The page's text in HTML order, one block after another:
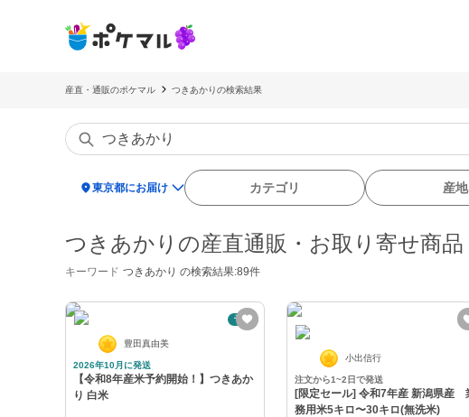
産直・通販のポケマル つきあかりの検索結果
location_on東京都にお届け カテゴリ 産地
つきあかりの産直通販・お取り寄せ商品
キーワード つきあかり の検索結果:89件
予約
豊田真由美
2026年10月に発送
【令和8年産米予約開始！】つきあか
り 白米
小出信行
注文から1~2日で発送
[限定セール] 令和7年産 新潟県産 業
務用米5キロ〜30キロ(無洗米)